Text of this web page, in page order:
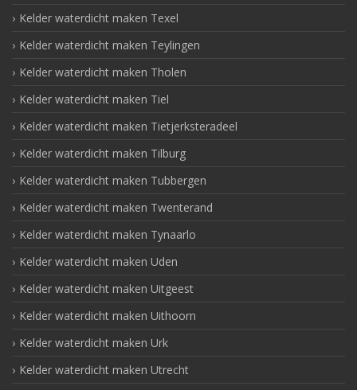
Kelder waterdicht maken Texel
Kelder waterdicht maken Teylingen
Kelder waterdicht maken Tholen
Kelder waterdicht maken Tiel
Kelder waterdicht maken Tietjerksteradeel
Kelder waterdicht maken Tilburg
Kelder waterdicht maken Tubbergen
Kelder waterdicht maken Twenterand
Kelder waterdicht maken Tynaarlo
Kelder waterdicht maken Uden
Kelder waterdicht maken Uitgeest
Kelder waterdicht maken Uithoorn
Kelder waterdicht maken Urk
Kelder waterdicht maken Utrecht